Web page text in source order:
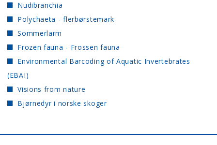
Nudibranchia
Polychaeta - flerbørstemark
Sommerlarm
Frozen fauna - Frossen fauna
Environmental Barcoding of Aquatic Invertebrates
(EBAI)
Visions from nature
Bjørnedyr i norske skoger